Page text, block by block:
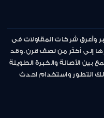
وأعرق شركات المقاولات فى
إلى أكثر من نصف قرن. وقد
الأصالة والخبرة الطويلة
التطور واستخدام احدث